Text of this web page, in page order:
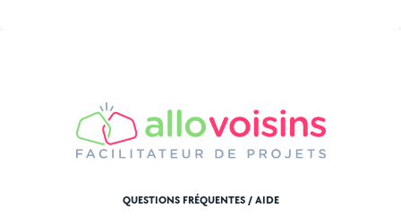
QUESTIONS FRÉQUENTES / AIDE